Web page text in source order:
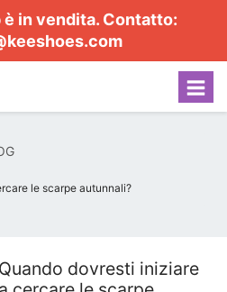
in vendita. Contatto:
le scarpe autunnali?
Quando dovresti iniziare